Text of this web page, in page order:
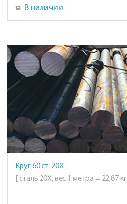
В наличии
Круг 60 ст. 20Х
[ сталь 20Х, вес 1 метра = 22,87 кг ]